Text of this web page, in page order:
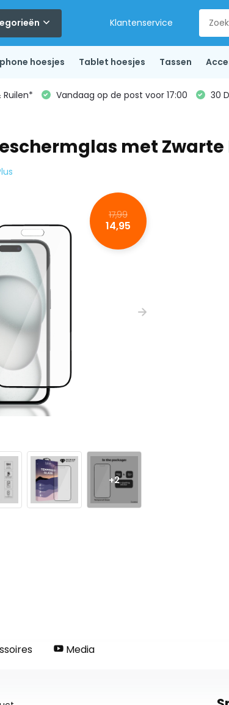
Klantenservice
hoesjes Tablet hoesjes Tassen
Vandaag op de post voor 17:00
30
met
17,99
14,95
+2
Media